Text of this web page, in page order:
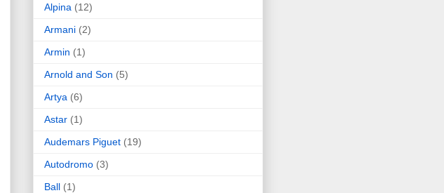
Alpina (12)
Armani (2)
Armin (1)
Arnold and Son (5)
Artya (6)
Astar (1)
Audemars Piguet (19)
Autodromo (3)
Ball (1)